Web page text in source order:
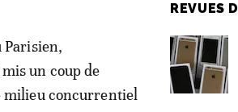
Parisien,
un coup de
milieu concurrentiel
REVUES